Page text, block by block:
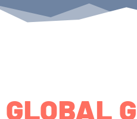
GLOBAL